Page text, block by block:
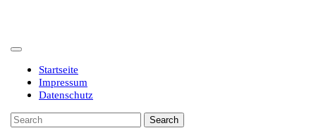
Open
ButtonStartseite
Impressum
Datenschutz
Close
Button
Search
for: